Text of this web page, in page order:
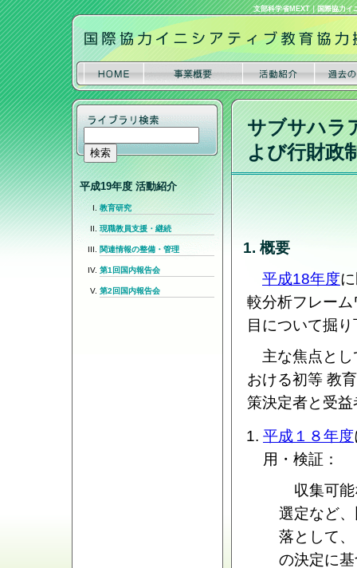
文部科学省MEXT｜国際協力イ
平成19年度 活動紹介
教育研究
現職教員支援・継続
関連情報の整備・管理
第1回国内報告会
第2回国内報告会
サブサハラ
よび行財政
1. 概要
平成18年度
較分析フレー
目について掘
主な焦点とし
おける初等 教
策決定者と受
平成１８年度
用・検証：
収集可能
選定など
落として
の決定に